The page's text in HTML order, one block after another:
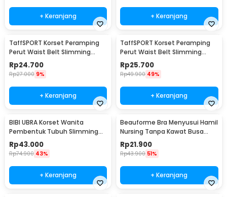
+ Keranjang + Keranjang
TaffSPORT Korset Peramping
Perut Waist Belt Slimming
Body Shaper 5M - YS053
Rp24.700
Rp27.000 9%
+ Keranjang
TaffSPORT Korset Peramping
Perut Waist Belt Slimming
Body Shaper 4M - YS053
Rp25.700
Rp49.900 49%
+ Keranjang
BIBI UBRA Korset Wanita
Pembentuk Tubuh Slimming
Body Shaper Zipper L - HL-8
Rp43.000
Rp74.900 43%
+ Keranjang
Beauforme Bra Menyusui Hamil
Nursing Tanpa Kawat Busa
Seamless XL - BFY8
Rp21.900
Rp43.900 51%
+ Keranjang